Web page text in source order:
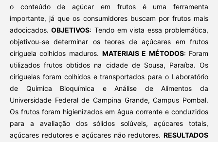
o conteúdo de açúcar em frutos é uma ferramenta
importante, já que os consumidores buscam por frutos mais
adocicados.OBJETIVOS: Tendo em vista essa problemática,
objetivou-se determinar os teores de açúcares em frutos
ciriguela colhidos maduros. MATERIAIS E MÉTODOS: Foram
utilizados frutos obtidos na cidade de Sousa, Paraíba. Os
ciriguelas foram colhidos e transportados para o Laboratório
de Química Bioquímica e Análise de Alimentos da
Universidade Federal de Campina Grande, Campus Pombal.
Os frutos foram higienizados em água corrente e conduzidos
para a avaliação dos sólidos solúveis, açúcares totais,
açúcares redutores e açúcares não redutores.RESULTADOS